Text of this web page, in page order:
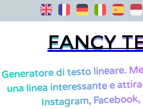
Fancy
Fancy
Generatore di testo lineare.
una linea interessante e
Instagram,